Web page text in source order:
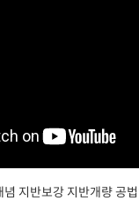
지반보강 지반개량 공